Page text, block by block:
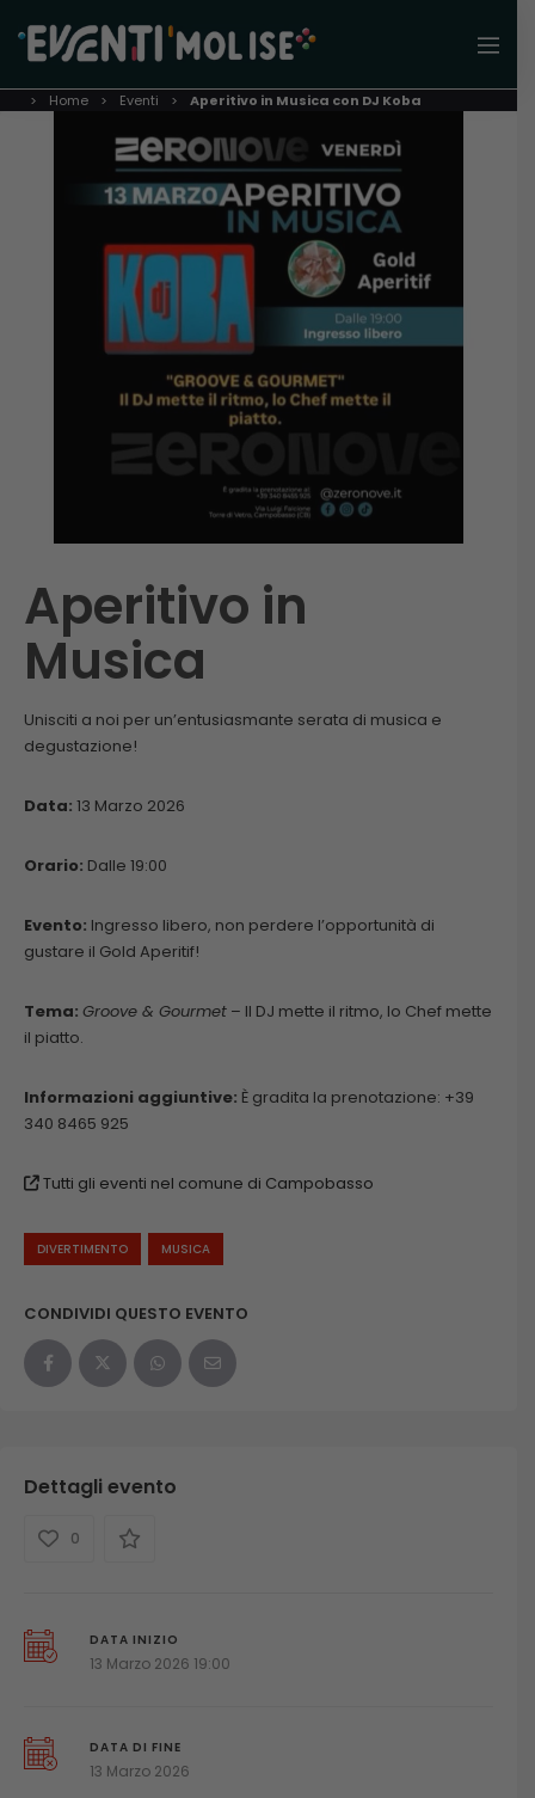
Home Eventi Aperitivo in Musica con DJ Koba
Aperitivo in
Musica
Unisciti a noi per un’entusiasmante serata di musica e
degustazione!
Data: 13 Marzo 2026
Orario: Dalle 19:00
Evento: Ingresso libero, non perdere l’opportunità di
gustare il Gold Aperitif!
Tema: Groove & Gourmet – Il DJ mette il ritmo, lo Chef mette
il piatto.
Informazioni aggiuntive: È gradita la prenotazione: +39
340 8465 925
Tutti gli eventi nel comune di Campobasso
DIVERTIMENTO MUSICA
CONDIVIDI QUESTO EVENTO
Dettagli evento
0
DATA INIZIO
13 Marzo 2026 19:00
DATA DI FINE
13 Marzo 2026